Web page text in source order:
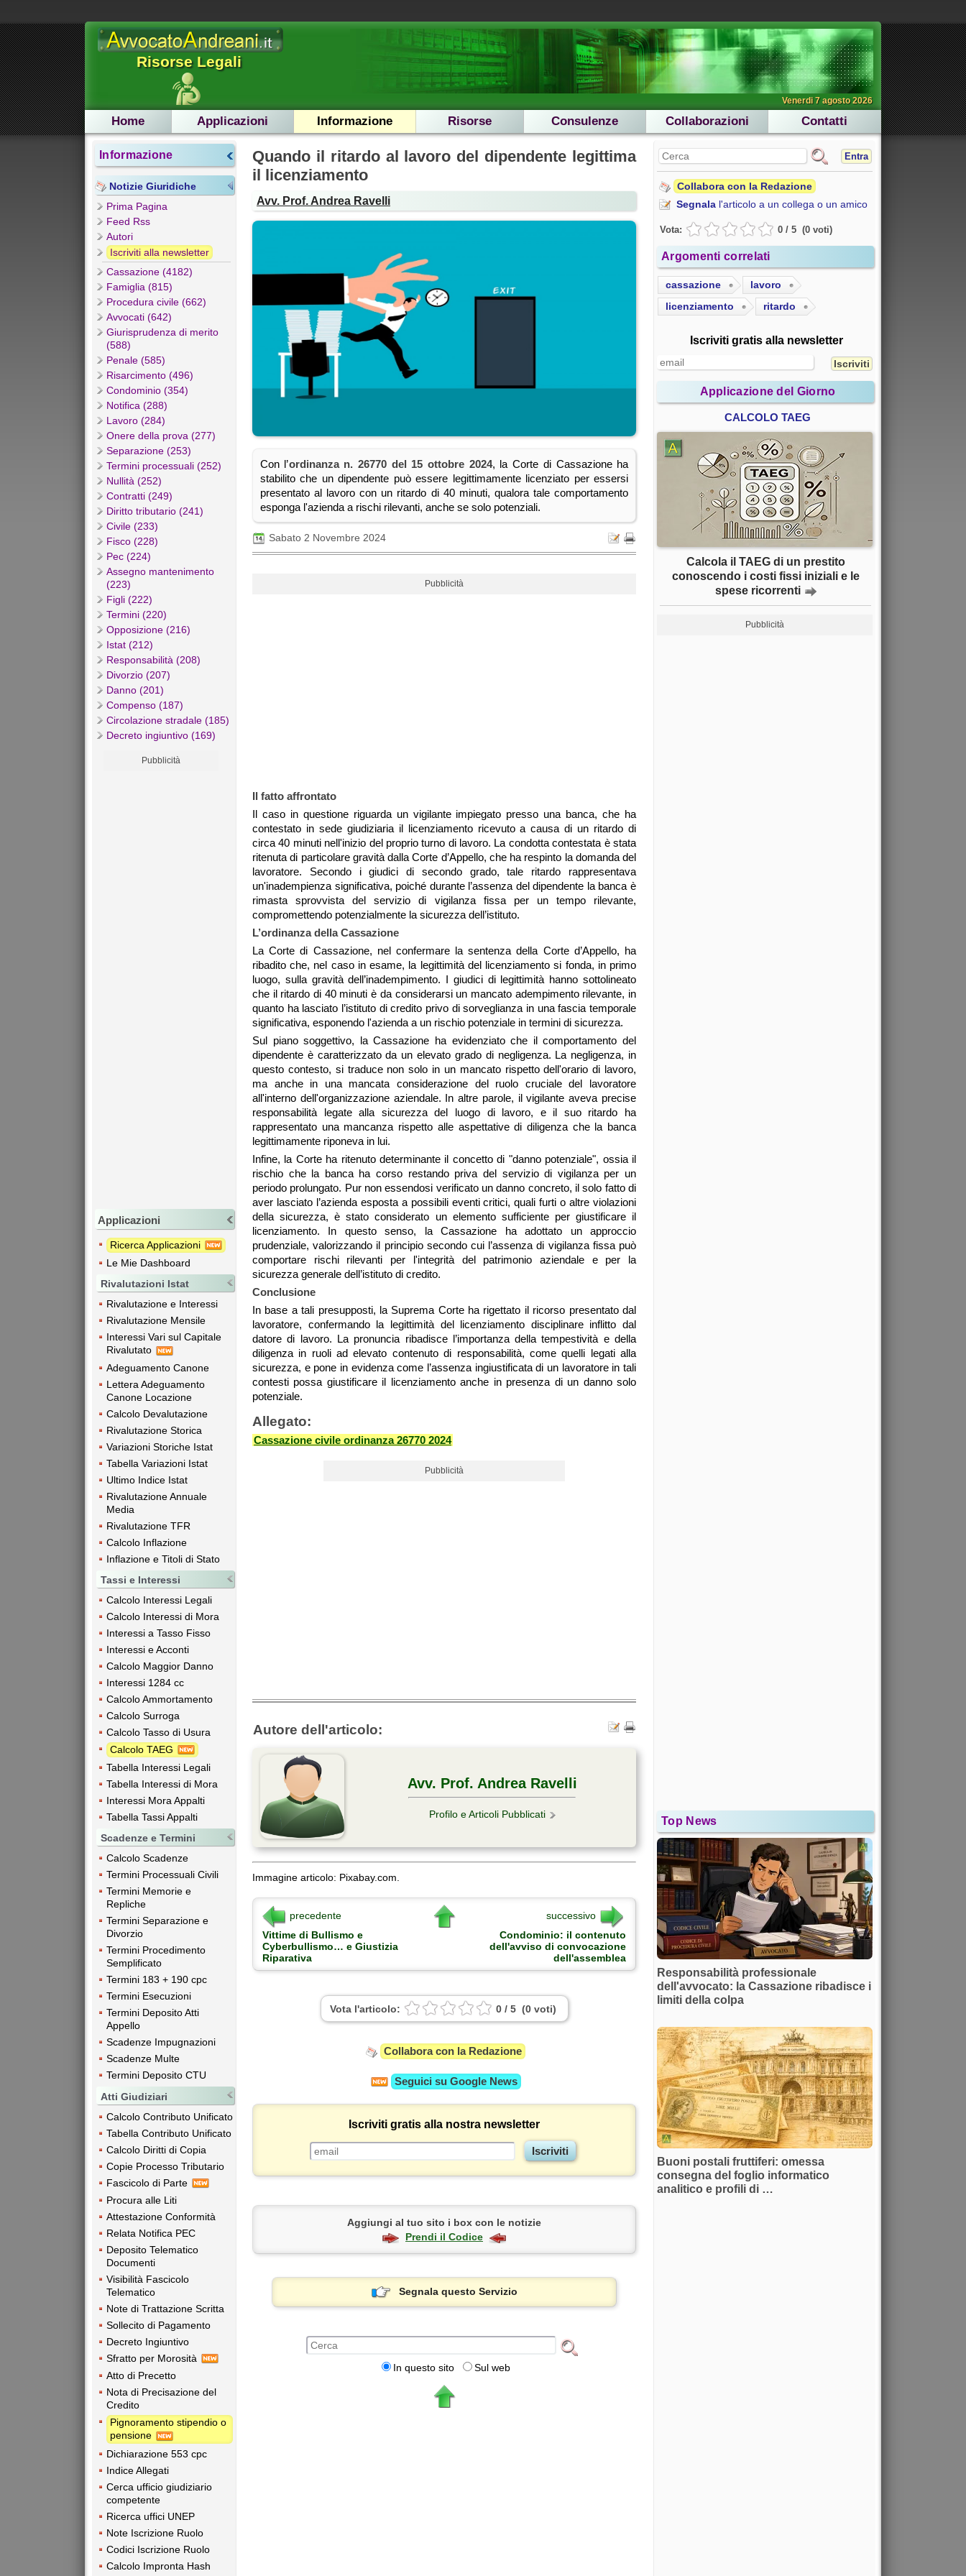
Risorse Legali
Venerdi 7 agosto 2026
Home Applicazioni Informazione Risorse Consulenze Collaborazioni Contatti
Informazione
Notizie Giuridiche
Prima Pagina
Feed Rss
Autori
Iscriviti alla newsletter
Cassazione (4182)
Famiglia (815)
Procedura civile (662)
Avvocati (642)
Giurisprudenza di merito
(588)
Penale (585)
Risarcimento (496)
Condominio (354)
Notifica (288)
Lavoro (284)
Onere della prova (277)
Separazione (253)
Termini processuali (252)
Nullità (252)
Contratti (249)
Diritto tributario (241)
Civile (233)
Fisco (228)
Pec (224)
Assegno mantenimento
(223)
Figli (222)
Termini (220)
Opposizione (216)
Istat (212)
Responsabilità (208)
Divorzio (207)
Danno (201)
Compenso (187)
Circolazione stradale (185)
Decreto ingiuntivo (169)
Pubblicità
Applicazioni
Ricerca Applicazioni
Le Mie Dashboard
Rivalutazioni Istat
Rivalutazione e Interessi
Rivalutazione Mensile
Interessi Vari sul Capitale
Rivalutato
Adeguamento Canone
Lettera Adeguamento
Canone Locazione
Calcolo Devalutazione
Rivalutazione Storica
Variazioni Storiche Istat
Tabella Variazioni Istat
Ultimo Indice Istat
Rivalutazione Annuale
Media
Rivalutazione TFR
Calcolo Inflazione
Inflazione e Titoli di Stato
Tassi e Interessi
Calcolo Interessi Legali
Calcolo Interessi di Mora
Interessi a Tasso Fisso
Interessi e Acconti
Calcolo Maggior Danno
Interessi 1284 cc
Calcolo Ammortamento
Calcolo Surroga
Calcolo Tasso di Usura
Calcolo TAEG
Tabella Interessi Legali
Tabella Interessi di Mora
Interessi Mora Appalti
Tabella Tassi Appalti
Scadenze e Termini
Calcolo Scadenze
Termini Processuali Civili
Termini Memorie e
Repliche
Termini Separazione e
Divorzio
Termini Procedimento
Semplificato
Termini 183 + 190 cpc
Termini Esecuzioni
Termini Deposito Atti
Appello
Scadenze Impugnazioni
Scadenze Multe
Termini Deposito CTU
Atti Giudiziari
Calcolo Contributo Unificato
Tabella Contributo Unificato
Calcolo Diritti di Copia
Copie Processo Tributario
Fascicolo di Parte
Procura alle Liti
Attestazione Conformità
Relata Notifica PEC
Deposito Telematico
Documenti
Visibilità Fascicolo
Telematico
Note di Trattazione Scritta
Sollecito di Pagamento
Decreto Ingiuntivo
Sfratto per Morosità
Atto di Precetto
Nota di Precisazione del
Credito
Pignoramento stipendio o
pensione
Dichiarazione 553 cpc
Indice Allegati
Cerca ufficio giudiziario
competente
Ricerca uffici UNEP
Note Iscrizione Ruolo
Codici Iscrizione Ruolo
Calcolo Impronta Hash
Quando il ritardo al lavoro del dipendente legittima
il licenziamento
Avv. Prof. Andrea Ravelli
Con l’ordinanza n. 26770 del 15 ottobre 2024, la Corte di Cassazione ha
stabilito che un dipendente può essere legittimamente licenziato per essersi
presentato al lavoro con un ritardo di 40 minuti, qualora tale comportamento
esponga l'azienda a rischi rilevanti, anche se solo potenziali.
Sabato 2 Novembre 2024
Pubblicità
Il fatto affrontato
Il caso in questione riguarda un vigilante impiegato presso una banca, che ha
contestato in sede giudiziaria il licenziamento ricevuto a causa di un ritardo di
circa 40 minuti nell'inizio del proprio turno di lavoro. La condotta contestata è stata
ritenuta di particolare gravità dalla Corte d’Appello, che ha respinto la domanda del
lavoratore. Secondo i giudici di secondo grado, tale ritardo rappresentava
un'inadempienza significativa, poiché durante l’assenza del dipendente la banca è
rimasta sprovvista del servizio di vigilanza fissa per un tempo rilevante,
compromettendo potenzialmente la sicurezza dell’istituto.
L’ordinanza della Cassazione
La Corte di Cassazione, nel confermare la sentenza della Corte d’Appello, ha
ribadito che, nel caso in esame, la legittimità del licenziamento si fonda, in primo
luogo, sulla gravità dell’inadempimento. I giudici di legittimità hanno sottolineato
che il ritardo di 40 minuti è da considerarsi un mancato adempimento rilevante, in
quanto ha lasciato l’istituto di credito privo di sorveglianza in una fascia temporale
significativa, esponendo l'azienda a un rischio potenziale in termini di sicurezza.
Sul piano soggettivo, la Cassazione ha evidenziato che il comportamento del
dipendente è caratterizzato da un elevato grado di negligenza. La negligenza, in
questo contesto, si traduce non solo in un mancato rispetto dell'orario di lavoro,
ma anche in una mancata considerazione del ruolo cruciale del lavoratore
all'interno dell'organizzazione aziendale. In altre parole, il vigilante aveva precise
responsabilità legate alla sicurezza del luogo di lavoro, e il suo ritardo ha
rappresentato una mancanza rispetto alle aspettative di diligenza che la banca
legittimamente riponeva in lui.
Infine, la Corte ha ritenuto determinante il concetto di "danno potenziale", ossia il
rischio che la banca ha corso restando priva del servizio di vigilanza per un
periodo prolungato. Pur non essendosi verificato un danno concreto, il solo fatto di
aver lasciato l’azienda esposta a possibili eventi critici, quali furti o altre violazioni
della sicurezza, è stato considerato un elemento sufficiente per giustificare il
licenziamento. In questo senso, la Cassazione ha adottato un approccio
prudenziale, valorizzando il principio secondo cui l’assenza di vigilanza fissa può
comportare rischi rilevanti per l'integrità del patrimonio aziendale e per la
sicurezza generale dell’istituto di credito.
Conclusione
In base a tali presupposti, la Suprema Corte ha rigettato il ricorso presentato dal
lavoratore, confermando la legittimità del licenziamento disciplinare inflitto dal
datore di lavoro. La pronuncia ribadisce l’importanza della tempestività e della
diligenza in ruoli ad elevato contenuto di responsabilità, come quelli legati alla
sicurezza, e pone in evidenza come l’assenza ingiustificata di un lavoratore in tali
contesti possa giustificare il licenziamento anche in presenza di un danno solo
potenziale.
Allegato:
Cassazione civile ordinanza 26770 2024
Pubblicità
Autore dell'articolo:
Avv. Prof. Andrea Ravelli
Profilo e Articoli Pubblicati
Immagine articolo: Pixabay.com.
precedente
successivo
Vittime di Bullismo e
Cyberbullismo… e Giustizia
Riparativa
Condominio: il contenuto
dell'avviso di convocazione
dell'assemblea
Vota l'articolo: 0/ 5 (0 voti)
Collabora con la Redazione
Seguici su Google News
Iscriviti gratis alla nostra newsletter
Aggiungi al tuo sito i box con le notizie
Prendi il Codice
Segnala questo Servizio
In questo sito Sul web
Entra
Collabora con la Redazione
Segnala l'articolo a un collega o un amico
Vota: 0 / 5 (0 voti)
Argomenti correlati
cassazione
lavoro
licenziamento
ritardo
Iscriviti gratis alla newsletter
Applicazione del Giorno
CALCOLO TAEG
Calcola il TAEG di un prestito
conoscendo i costi fissi iniziali e le
spese ricorrenti
Pubblicità
Top News
Responsabilità professionale
dell'avvocato: la Cassazione ribadisce i
limiti della colpa
Buoni postali fruttiferi: omessa
consegna del foglio informatico
analitico e profili di …